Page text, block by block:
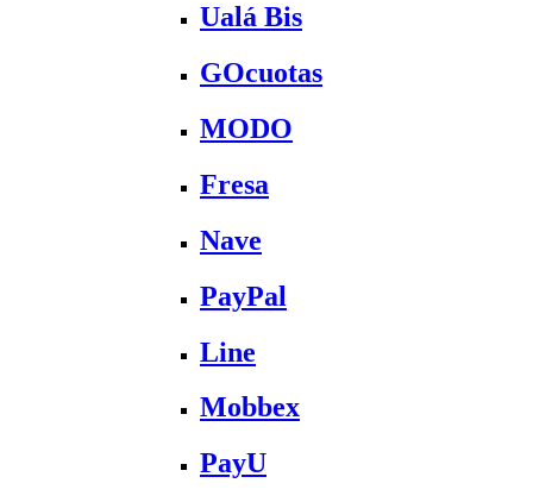
Ualá Bis
GOcuotas
MODO
Fresa
Nave
PayPal
Line
Mobbex
PayU